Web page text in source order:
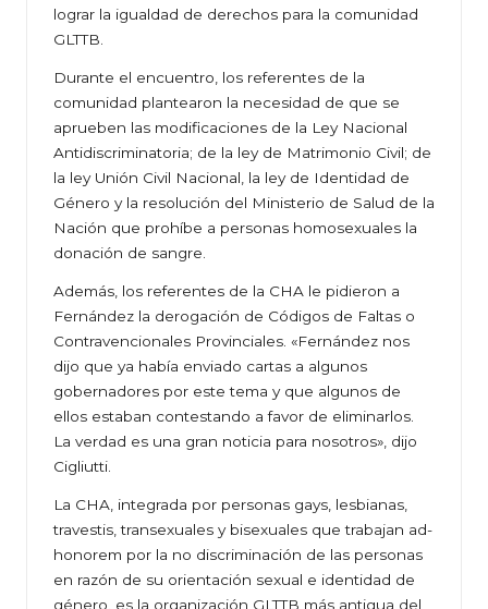
lograr la igualdad de derechos para la comunidad
GLTTB.
Durante el encuentro, los referentes de la
comunidad plantearon la necesidad de que se
aprueben las modificaciones de la Ley Nacional
Antidiscriminatoria; de la ley de Matrimonio Civil; de
la ley Unión Civil Nacional, la ley de Identidad de
Género y la resolución del Ministerio de Salud de la
Nación que prohíbe a personas homosexuales la
donación de sangre.
Además, los referentes de la CHA le pidieron a
Fernández la derogación de Códigos de Faltas o
Contravencionales Provinciales. «Fernández nos
dijo que ya había enviado cartas a algunos
gobernadores por este tema y que algunos de
ellos estaban contestando a favor de eliminarlos.
La verdad es una gran noticia para nosotros», dijo
Cigliutti.
La CHA, integrada por personas gays, lesbianas,
travestis, transexuales y bisexuales que trabajan ad-
honorem por la no discriminación de las personas
en razón de su orientación sexual e identidad de
género, es la organización GLTTB más antigua del